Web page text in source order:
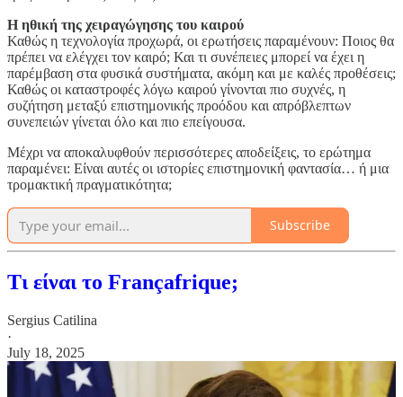
Η ηθική της χειραγώγησης του καιρού
Καθώς η τεχνολογία προχωρά, οι ερωτήσεις παραμένουν: Ποιος θα
πρέπει να ελέγχει τον καιρό; Και τι συνέπειες μπορεί να έχει η
παρέμβαση στα φυσικά συστήματα, ακόμη και με καλές προθέσεις;
Καθώς οι καταστροφές λόγω καιρού γίνονται πιο συχνές, η
συζήτηση μεταξύ επιστημονικής προόδου και απρόβλεπτων
συνεπειών γίνεται όλο και πιο επείγουσα.
Μέχρι να αποκαλυφθούν περισσότερες αποδείξεις, το ερώτημα
παραμένει: Είναι αυτές οι ιστορίες επιστημονική φαντασία… ή μια
τρομακτική πραγματικότητα;
Subscribe
Τι είναι το Françafrique;
Sergius Catilina
·
July 18, 2025